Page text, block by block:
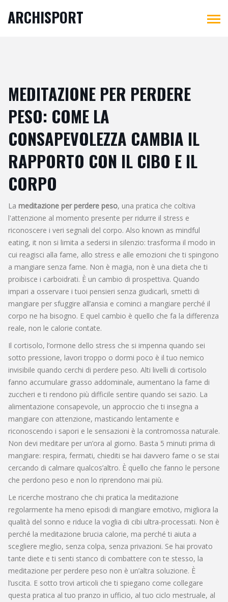
ARCHISPORT
MEDITAZIONE PER PERDERE
PESO: COME LA
CONSAPEVOLEZZA CAMBIA IL
RAPPORTO CON IL CIBO E IL
CORPO
La meditazione per perdere peso, una pratica che coltiva
l'attenzione al momento presente per ridurre il stress e
riconoscere i veri segnali del corpo. Also known as mindful
eating, it non si limita a sedersi in silenzio: trasforma il modo in
cui reagisci alla fame, allo stress e alle emozioni che ti spingono
a mangiare senza fame. Non è magia, non è una dieta che ti
proibisce i carboidrati. È un cambio di prospettiva. Quando
impari a osservare i tuoi pensieri senza giudicarli, smetti di
mangiare per sfuggire all’ansia e cominci a mangiare perché il
corpo ne ha bisogno. E quel cambio è quello che fa la differenza
reale, non le calorie contate.
Il cortisolo, l’ormone dello stress che si impenna quando sei
sotto pressione, lavori troppo o dormi poco è il tuo nemico
invisibile quando cerchi di perdere peso. Alti livelli di cortisolo
fanno accumulare grasso addominale, aumentano la fame di
zuccheri e ti rendono più difficile sentire quando sei sazio. La
alimentazione consapevole, un approccio che ti insegna a
mangiare con attenzione, masticando lentamente e
riconoscendo i sapori e le sensazioni è la contromossa naturale.
Non devi meditare per un’ora al giorno. Basta 5 minuti prima di
mangiare: respira, fermati, chiediti se hai davvero fame o se stai
cercando di calmare qualcos’altro. È quello che fanno le persone
che perdono peso e non lo riprendono mai più.
Le ricerche mostrano che chi pratica la meditazione
regolarmente ha meno episodi di mangiare emotivo, migliora la
qualità del sonno e riduce la voglia di cibi ultra-processati. Non è
perché la meditazione brucia calorie, ma perché ti aiuta a
scegliere meglio, senza colpa, senza privazioni. Se hai provato
tante diete e ti senti stanco di combattere con te stesso, la
meditazione per perdere peso non è un’altra soluzione. È
l’uscita. E sotto trovi articoli che ti spiegano come collegare
questa pratica al tuo pranzo in ufficio, al tuo ciclo mestruale, al